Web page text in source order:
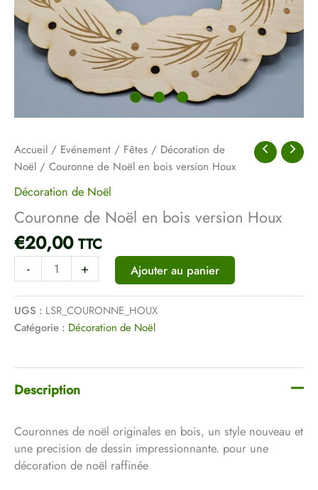
Accueil / Evénement / Fêtes / Décoration de
Noël / Couronne de Noël en bois version Houx
Décoration de Noël
Couronne de Noël en bois version Houx
€20,00 TTC
- + Ajouter au panier
UGS : LSR_COURONNE_HOUX
Catégorie : Décoration de Noël
Description
Couronnes de noël originales en bois, un style nouveau et
une precision de dessin impressionnante. pour une
décoration de noël raffinée